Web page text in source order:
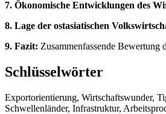
7. Ökonomische Entwicklungen des
8. Lage der ostasiatischen
9. Fazit: Zusammenfassende
Schlüsselwörter
Exportorientierung, Wirtschaftswunder,
Schwellenländer, Infrastruktur,